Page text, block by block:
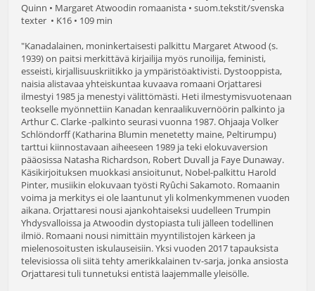
Quinn • Margaret Atwoodin romaanista • suom.tekstit/svenska
texter • K16 • 109 min
"Kanadalainen, moninkertaisesti palkittu Margaret Atwood (s.
1939) on paitsi merkittävä kirjailija myös runoilija, feministi,
esseisti, kirjallisuuskriitikko ja ympäristöaktivisti. Dystooppista,
naisia alistavaa yhteiskuntaa kuvaava romaani Orjattaresi
ilmestyi 1985 ja menestyi välittömästi. Heti ilmestymisvuotenaan
teokselle myönnettiin Kanadan kenraalikuvernöörin palkinto ja
Arthur C. Clarke -palkinto seurasi vuonna 1987. Ohjaaja Volker
Schlöndorff (Katharina Blumin menetetty maine, Peltirumpu)
tarttui kiinnostavaan aiheeseen 1989 ja teki elokuvaversion
pääosissa Natasha Richardson, Robert Duvall ja Faye Dunaway.
Käsikirjoituksen muokkasi ansioitunut, Nobel-palkittu Harold
Pinter, musiikin elokuvaan työsti Ryûchi Sakamoto. Romaanin
voima ja merkitys ei ole laantunut yli kolmenkymmenen vuoden
aikana. Orjattaresi nousi ajankohtaiseksi uudelleen Trumpin
Yhdysvalloissa ja Atwoodin dystopiasta tuli jälleen todellinen
ilmiö. Romaani nousi nimittäin myyntilistojen kärkeen ja
mielenosoitusten iskulauseisiin. Yksi vuoden 2017 tapauksista
televisiossa oli siitä tehty amerikkalainen tv-sarja, jonka ansiosta
Orjattaresi tuli tunnetuksi entistä laajemmalle yleisölle.